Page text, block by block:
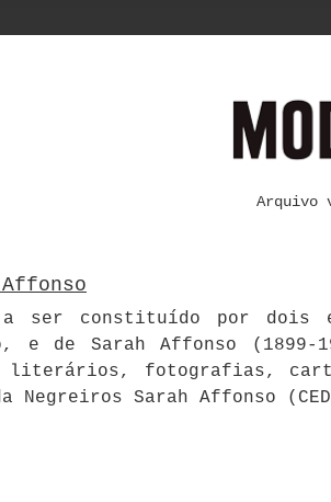
Arquivo
ser constituído por dois
de Sarah Affonso (1899-
literários, fotografias,
Negreiros Sarah Affonso